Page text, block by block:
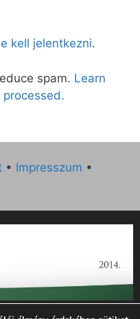
kell jelentkezni.
spam. Learn
• Impresszum •
évi működésének